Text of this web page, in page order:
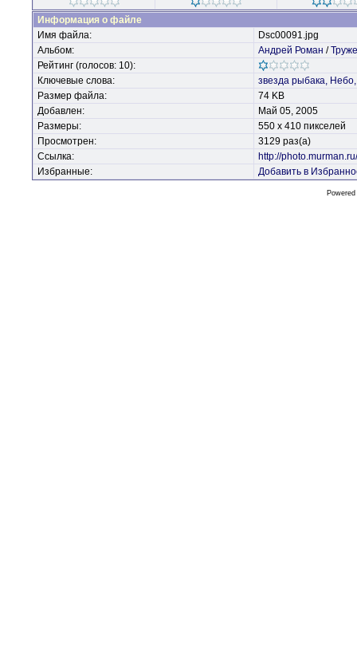
Информация о файле
Имя файла:
Dsc00091.jpg
Альбом:
Андрей Роман /
Рейтинг (голосов: 10):
Ключевые слова:
звезда рыбака, Небо,
Размер файла:
74 KB
Добавлен:
Май 05, 2005
Размеры:
550 x 410 пикселей
Просмотрен:
3129 раз(а)
Ссылка:
http://
Избранные:
Добавить в